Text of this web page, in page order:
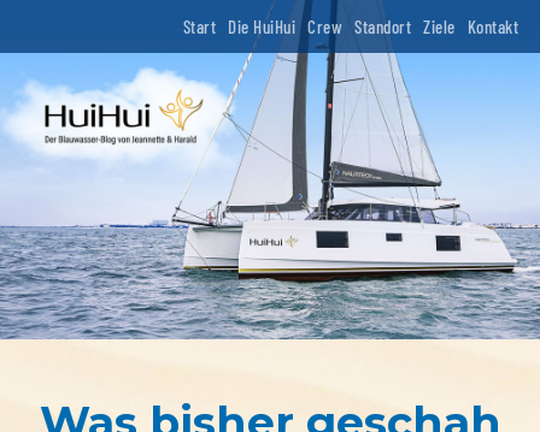
Start Die HuiHui Crew Standort Ziele Kontakt